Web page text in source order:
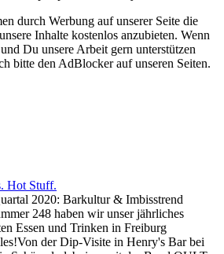
durch Werbung auf unserer Seite die
Inhalte kostenlos anzubieten. Wenn
Du unsere Arbeit gern unterstützen
bitte den AdBlocker auf unseren Seiten.
Hot Stuff.
2020: Barkultur & Imbisstrend
248 haben wir unser jährliches
Essen und Trinken in Freiburg
der Dip-Visite in Henry's Bar bei